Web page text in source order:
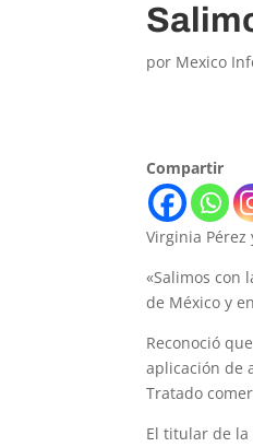
por Mexico
Compartir
Virginia
«Salimos con
de México y
Reconoció
aplicación de
Tratado
El titular de la